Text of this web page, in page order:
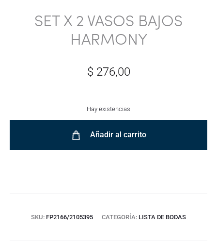
SET X 2 VASOS BAJOS
HARMONY
$ 276,00
Hay existencias
Añadir al carrito
SKU: FP2166/2105395 CATEGORÍA: LISTA DE BODAS